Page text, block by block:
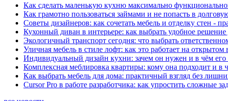
Как сделать маленькую кухню максимально
Как грамотно пользоваться займами и не попасть в
Советы дизайнеров: как сочетать мебель и отделку стен -
Кухонный диван в интерьере: как выбрать удобное
Экологичный транспорт сегодня: что выбрать
Уличная мебель в стиле лофт: как это работает на открытом
Индивидуальный дизайн кухни: зачем он нужен и в чём его
Комплексная меблировка квартиры: кому она подходит и в
Как выбрать мебель для дома: практичный взгляд без
Cursor Pro в работе разработчика: как упростить сложные